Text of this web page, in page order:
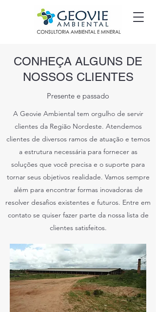
CONHEÇA ALGUNS DE
NOSSOS CLIENTES
Presente e passado
A Geovie Ambiental tem orgulho de servir
clientes da Região Nordeste. Atendemos
clientes de diversos ramos de atuação e temos
a estrutura necessária para fornecer as
soluções que você precisa e o suporte para
tornar seus objetivos realidade. Vamos sempre
além para encontrar formas inovadoras de
resolver desafios existentes e futuros. Entre em
contato se quiser fazer parte da nossa lista de
clientes satisfeitos.